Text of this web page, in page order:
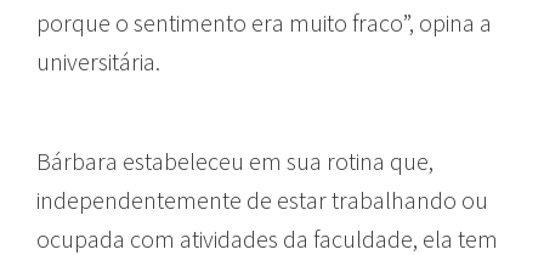
porque o sentimento era muito fraco”, opina a
universitária.
Bárbara estabeleceu em sua rotina que,
independentemente de estar trabalhando ou
ocupada com atividades da faculdade, ela tem